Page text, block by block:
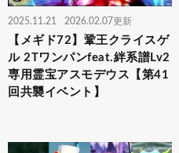
2025.11.21 2026.02.07更新
【メギド72】鞏王クライスゲ
ル 2Tワンパンfeat.絆系譜Lv2
専用霊宝アスモデウス【第41
回共襲イベント】